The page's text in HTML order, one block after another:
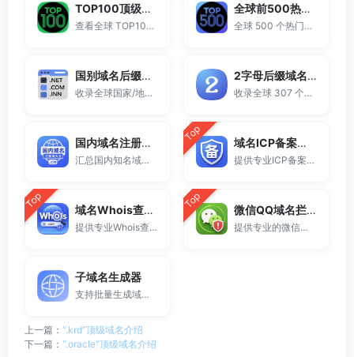
TOP100顶级域名后缀排名榜
查看全球 TOP100 域名后缀。
全球前500热门域名后缀排行
全球 500 个热门域名后缀排名，展示注册量排行、是否可备案、适用范围与用途简介，帮助企业与个人在 2025 年快速选择合适的顶级域名。
国别域名后缀大全
收录全球国家/地区代码顶级域名。
2字母后缀域名大全
收录全球 307 个两字符域名后缀。
国内域名注册商大全
汇总国内知名域名注册商与服务平台。
Top 域名ICP备案查询
提供专业ICP备案查询与网站备案信息查询服务，支持域名备案号查询、网站是否备案检测及备案信息快速获取，适用于站长工具、域名检测与SEO分析。
Top 域名Whois查询工具
提供专业Whois查询与域名信息查询服务，支持查询域名注册信息、注册商、到期时间及DNS记录，适用于域名检测、SEO分析及站长工具使用。
Top 微信QQ域名拦截检测
提供专业的微信拦截检测、QQ拦截检测、域名被墙检测服务，一键查询网站是否被封、被拦截或被限制访问。
子域名生成器
支持批量生成域名与泛解析子域名，适用于站群部署、SEO测试与开发环境使用。
上一篇： “.krd”顶级域名介绍
下一篇： “.oracle”顶级域名介绍